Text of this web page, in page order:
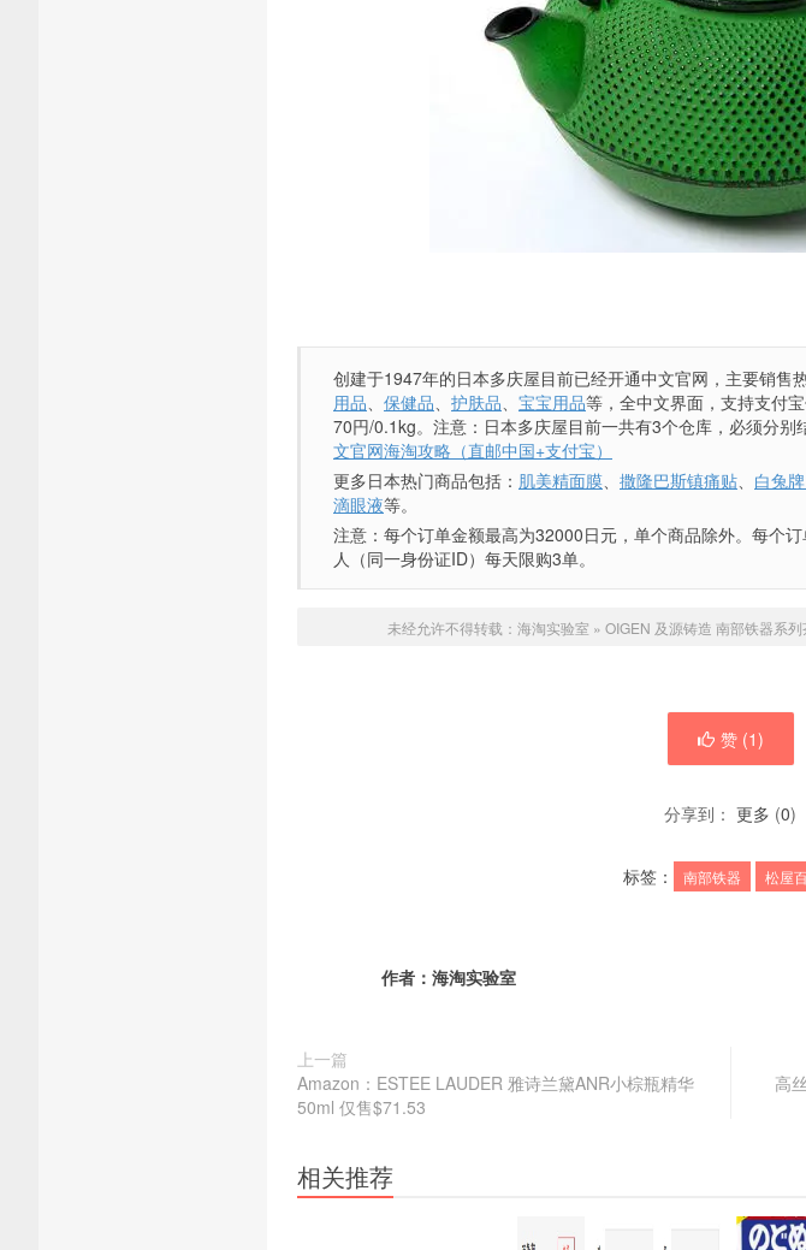
创建于1947年的日本多庆屋目前已经开通中文官网，主要销售
用品、 保健品、 护肤品、 宝宝用品等，全中文界面，支持支付
70円/0.1kg。注意：日本多庆屋目前一共有3个仓库，必须分别
文官网海淘攻略（直邮中国+支付宝）
更多日本热门商品包括： 肌美精面膜、 撒隆巴斯镇痛贴、 白兔
滴眼液等。
注意：每个订单金额最高为32000日元，单个商品除外。每个
人（同一身份证ID）每天限购3单。
未经允许不得转载： 海淘实验室 » OIGEN 及源铸造 南部铁器系
赞 (1)
分享到： 更多 (0)
标签： 南部铁器 松屋
作者： 海淘实验室
上一篇
Amazon：ESTEE LAUDER 雅诗兰黛ANR小棕瓶精华
50ml 仅售$71.53
高
相关推荐